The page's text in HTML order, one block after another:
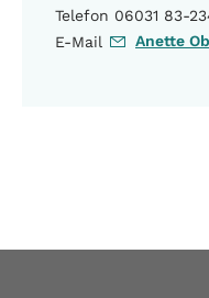
Telefon 06031 83-
E-Mail
Anette